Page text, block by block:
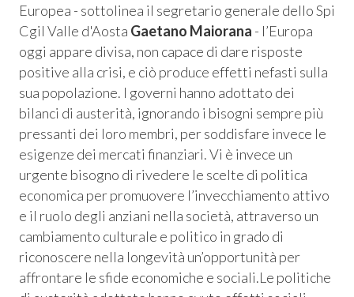
Europea - sottolinea il segretario generale dello Spi
Cgil Valle d'Aosta Gaetano Maiorana - l’Europa
oggi appare divisa, non capace di dare risposte
positive alla crisi, e ciò produce effetti nefasti sulla
sua popolazione. I governi hanno adottato dei
bilanci di austerità, ignorando i bisogni sempre più
pressanti dei loro membri, per soddisfare invece le
esigenze dei mercati finanziari. Vi è invece un
urgente bisogno di rivedere le scelte di politica
economica per promuovere l’invecchiamento attivo
e il ruolo degli anziani nella società, attraverso un
cambiamento culturale e politico in grado di
riconoscere nella longevità un’opportunità per
affrontare le sfide economiche e sociali.Le politiche